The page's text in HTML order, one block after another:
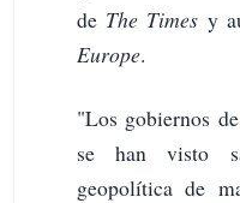
de The Times y
Europe.
"Los gobiernos
se han visto
geopolítica de